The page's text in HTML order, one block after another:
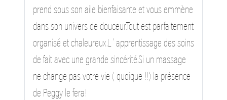
prend sous son aile bienfaisante et vous emmène
dans son univers de douceur.Tout est parfaitement
organisé et chaleureux.L ' apprentissage des soins
de fait avec une grande sincérité.Si un massage
ne change pas votre vie ( quoique !!) la présence
de Peggy le fera!